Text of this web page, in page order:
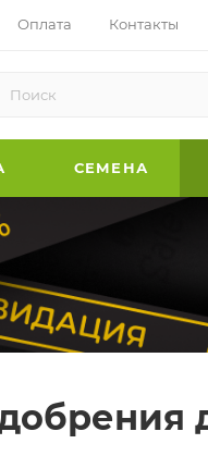
Оплата Контакты
СЕМЕНА